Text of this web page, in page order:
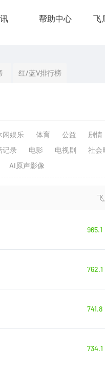
帮助中心 飞
红/蓝V排行榜
闲娱乐 体育 公益 剧情
记录 电影 电视剧 社会
AI原声影像
965.1
762.1
741.8
734.1